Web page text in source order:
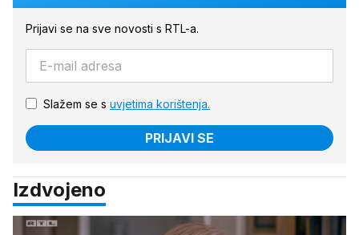
Prijavi se na sve novosti s RTL-a.
Slažem se s uvjetima korištenja.
PRIJAVI SE
Izdvojeno